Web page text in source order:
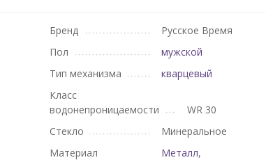
Бренд
Русское Время
Пол
мужской
Тип механизма
кварцевый
Класс
водонепроницаемости
WR 30
Стекло
Минеральное
Материал
Металл,